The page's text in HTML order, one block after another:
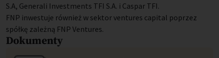
S.A, Generali Investments TFI S.A. i Caspar TFI.
FNP inwestuje również w sektor ventures capital poprzez
spółkę zależną FNP Ventures.
Dokumenty